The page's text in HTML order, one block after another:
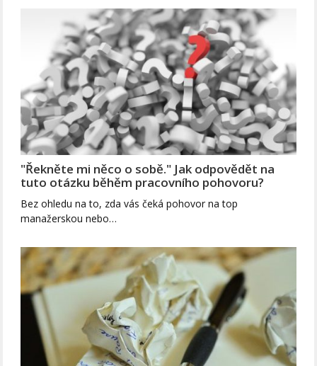
"Řekněte mi něco o sobě." Jak odpovědět na
tuto otázku běhěm pracovního pohovoru?
Bez ohledu na to, zda vás čeká pohovor na top
manažerskou nebo…